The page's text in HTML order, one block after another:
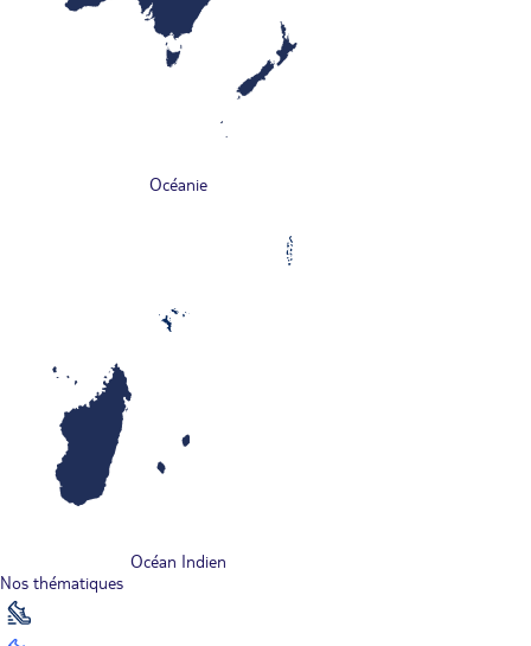
Océanie
Océan Indien
Nos thématiques